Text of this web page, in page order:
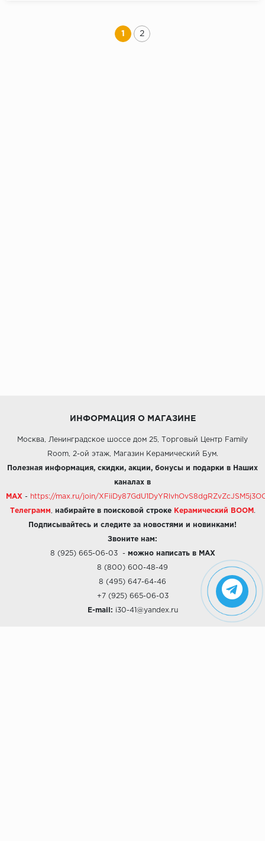
1 2
ИНФОРМАЦИЯ О МАГАЗИНЕ
Москва, Ленинградское шоссе дом 25, Торговый Центр Family
Room, 2-ой этаж, Магазин Керамический Бум.
Полезная информация, скидки, акции, бонусы и подарки в Наших
каналах в
MAX - https://max.ru/join/
Телеграмм набирайте в поисковой строке Керамический BOOM .
Подписывайтесь и следите за новостями и новинками!
Звоните нам:
8 (925) 665-06-03- можно написать в MAX
8 (800) 600-48-49
8 (495) 647-64-46
+7 (925) 665-06-03
E-mail: i30-41@yandex.ru